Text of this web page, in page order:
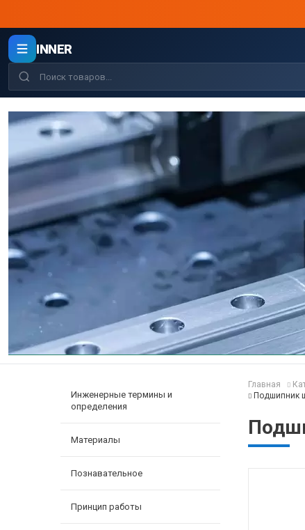
INNER
Инженерные термины и
определения
Материалы
Познавательное
Принцип работы
Главная
Подшипник